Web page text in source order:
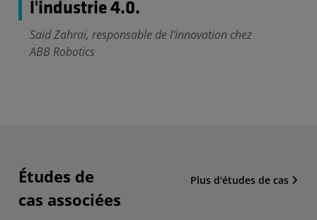
l'industrie 4.0.
Said Zahrai, responsable de l'innovation chez
ABB Robotics
Études de
cas associées
Plus d'études de cas